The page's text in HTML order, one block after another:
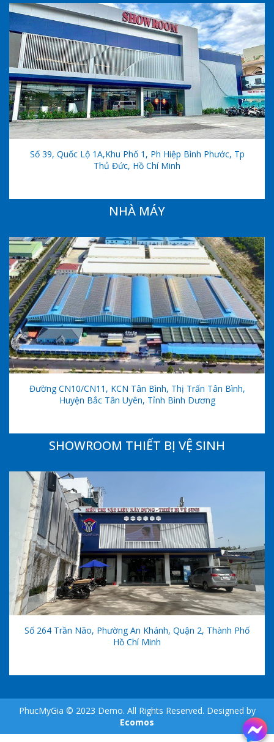
Số 39, Quốc Lộ 1A,khu Phố 1, Ph Hiệp Bình Phước, Tp
Thủ Đức, Hồ Chí Minh
NHÀ MÁY
Đường CN10/CN11, KCN Tân Bình, Thị Trấn Tân Bình,
Huyện Bắc Tân Uyên, Tỉnh Bình Dương
SHOWROOM THIẾT BỊ VỆ SINH
Số 264 Trần Não, Phường An Khánh, Quận 2, Thành Phố
Hồ Chí Minh
PhucMyGia © 2023 Demo. All Rights Reserved. Designed by
Ecomos